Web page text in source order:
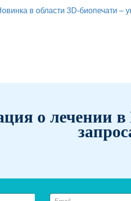
в области 3D-биопечати –
о лечении в